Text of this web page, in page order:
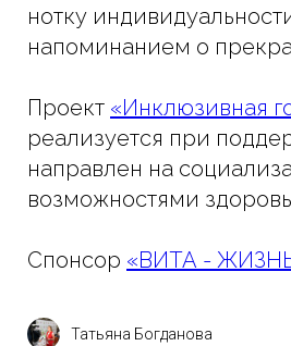
нотку
напоминанием о
Проект «Инклюзивная
реализуется при
направлен на
возможностями
Спонсор «ВИТА -
Татьяна Богданова